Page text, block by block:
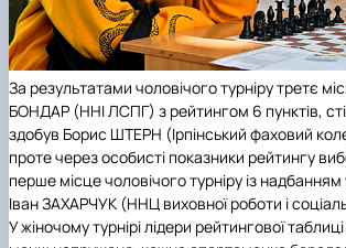
За результатами чоловічого турнірутретє
БОНДАР (ННІ ЛСПГ) з рейтингом 6 пунктів,
здобув Борис ШТЕРН (Ірпінський фаховий
проте через особисті показники рейтингу
перше місцечоловічого турніру із надбанням
Іван ЗАХАРЧУК (ННЦ виховної роботи і
У жіночому турнірі лідери рейтингової